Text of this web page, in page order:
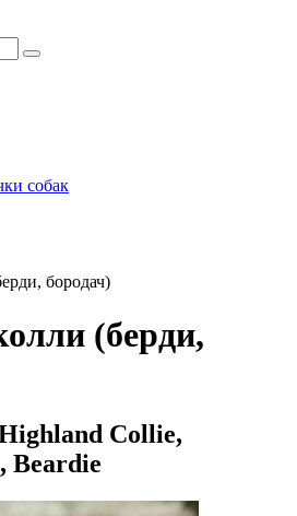
собак
бородач)
(берди,
Collie,
Beardie